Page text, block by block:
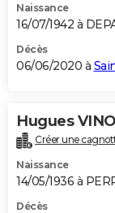
Naissance
16/07/1942 à
Décès
06/06/2020 à
Hugues
Créer une
Naissance
14/05/1936 à
Décès